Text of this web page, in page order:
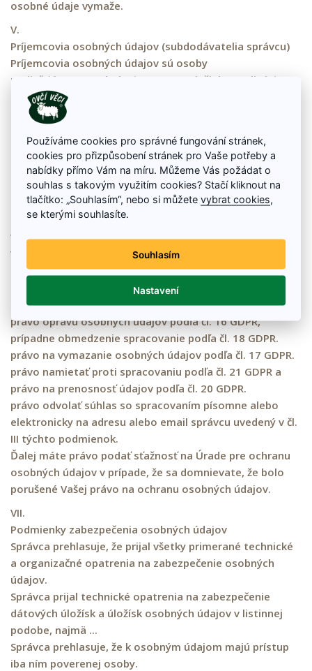
osobné údaje vymaže.
V.
Príjemcovia osobných údajov (subdodávatelia správcu)
Príjemcovia osobných údajov sú osoby
podieľajúce sa na dodanie tovaru / služieb / realizáciu
platieb na základe zmluvy,
podieľajúce sa na zabezpečenie prevádzky služieb,
Správca nemá / ​​má v úmysle odovzdať osobné údaje do
tretej krajiny (do krajiny mimo EÚ) alebo medzinárodnej
organizácii. Príjemcovia osobných údajov v tretích
krajinách sú poskytovatelia mailingových služieb /
cloudových služieb.
VI.
Vaše práva
Za podmienok stanovených v GDPR máte
právo na prístup k svojim osobným údajom podľa čl. 15
GDPR,
právo opravu osobných údajov podľa čl. 16 GDPR,
prípadne obmedzenie spracovanie podľa čl. 18 GDPR.
právo na vymazanie osobných údajov podľa čl. 17 GDPR.
právo namietať proti spracovaniu podľa čl. 21 GDPR a
právo na prenosnosť údajov podľa čl. 20 GDPR.
právo odvolať súhlas so spracovaním písomne ​​alebo
elektronicky na adresu alebo email správcu uvedený v čl.
III týchto podmienok.
Ďalej máte právo podať sťažnosť na Úrade pre ochranu
osobných údajov v prípade, že sa domnievate, že bolo
porušené Vašej právo na ochranu osobných údajov.
VII.
Podmienky zabezpečenia osobných údajov
Správca prehlasuje, že prijal všetky primerané technické
a organizačné opatrenia na zabezpečenie osobných
údajov.
Správca prijal technické opatrenia na zabezpečenie
dátových úložísk a úložísk osobných údajov v listinnej
podobe, najmä ...
Správca prehlasuje, že k osobným údajom majú prístup
iba ním poverenej osoby.
Používáme cookies pro správné fungování stránek,
cookies pro přizpůsobení stránek pro Vaše potřeby a
nabídky přímo Vám na míru. Můžeme Vás požádat o
souhlas s takovým využitím cookies? Stačí kliknout na
tlačítko: „Souhlasím“, nebo si můžetevybrat cookies,
se kterými souhlasíte.
Souhlasím
Nastavení